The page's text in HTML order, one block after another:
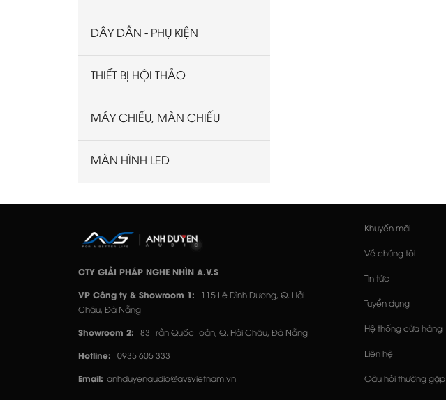
DÂY DẪN - PHỤ KIỆN
THIẾT BỊ HỘI THẢO
MÁY CHIẾU, MÀN CHIẾU
MÀN HÌNH LED
CTY GIẢI PHÁP NGHE NHÌN A.V.S
VP Công ty & Showroom 1:
115 Lê Đình Dương, Q. Hải
Châu, Đà Nẵng
Showroom 2: 83 Trần Quốc Toản, Q. Hải Châu, Đà Nẵng
Hotline: 0935 605 333
Email: anhduyenaudio@avsvietnam.vn
Khuyến mãi
Về chúng tôi
Tin tức
Tuyển dụng
Hệ thống cửa hàng
Liên hệ
Câu hỏi thường gặp